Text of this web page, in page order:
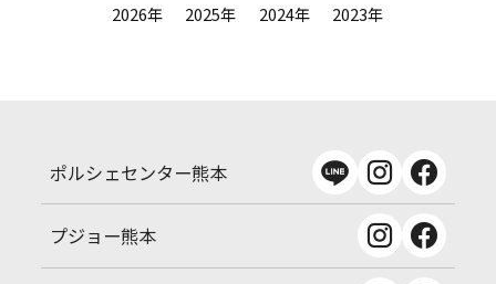
2026年
2025年 2024年 2023年
ポルシェセンター熊本
プジョー熊本